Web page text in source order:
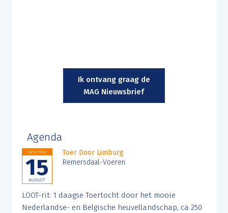
Ik ontvang graag de
MAG Nieuwsbrief
Agenda
Saturday
15
AUGUST
Toer Door Limburg
Remersdaal-Voeren
LOOT-rit: 1 daagse Toertocht door het mooie
Nederlandse- en Belgische heuvellandschap, ca 250